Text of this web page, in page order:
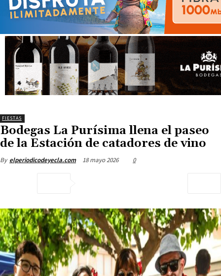
FIESTAS
Bodegas La Purísima llena el paseo
de la Estación de catadores de vino
By elperiodicodeyecla.com 18 mayo 2026 0